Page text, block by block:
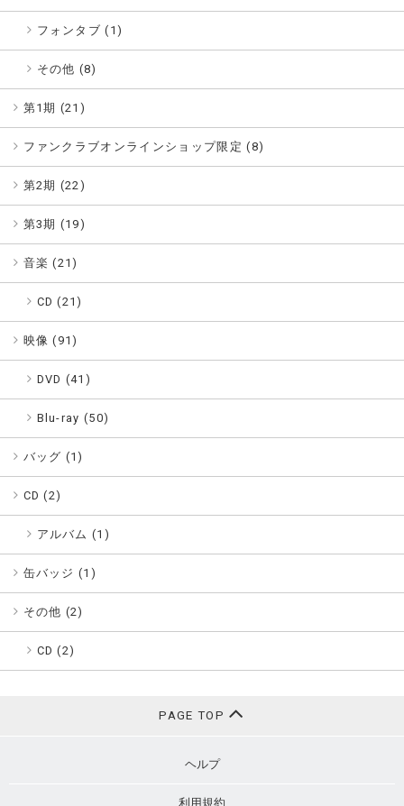
フォンタブ (1)
その他 (8)
第1期 (21 )
ファンクラブオンラインショップ限定 (8)
第2期 (22)
第3期 (19)
音楽 (21)
CD (21)
映像 ( 91)
DVD (41)
Blu-ray (50)
バッグ (1)
CD (2)
アルバム (1)
缶バッジ (1 )
その他 (2)
CD (2)
PAGE TOP
ヘルプ
利用規約